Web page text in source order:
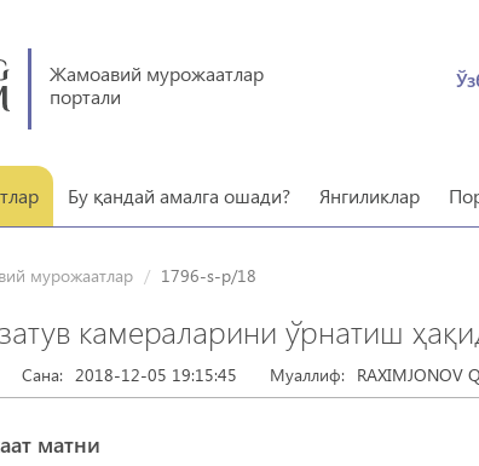
Жамоавий мурожаатлар
портали
Бу қандай амалга ошади? Янгиликлар
мурожаатлар 1796-s-p/18
камераларини ўрнатиш
Сана: 2018-12-05 19:15:45 Муаллиф: RAXIMJONOV
матни